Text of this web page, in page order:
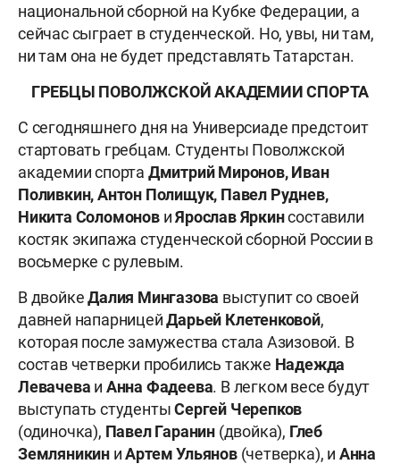
национальной сборной на Кубке Федерации, а
сейчас сыграет в студенческой. Но, увы, ни там,
ни там она не будет представлять Татарстан.
ГРЕБЦЫ ПОВОЛЖСКОЙ АКАДЕМИИ СПОРТА
С сегодняшнего дня на Универсиаде предстоит
стартовать гребцам. Студенты Поволжской
академии спорта Дмитрий Миронов, Иван
Поливкин, Антон Полищук, Павел Руднев,
Никита Соломонов иЯрослав Яркинсоставили
костяк экипажа студенческой сборной России в
восьмерке с рулевым.
В двойкеДалия Мингазова выступит со своей
давней напарницейДарьей Клетенковой,
которая после замужества стала Азизовой. В
состав четверки пробились также Надежда
Левачева и Анна Фадеева. В легком весе будут
выступать студентыСергей Черепков
(одиночка), Павел Гаранин (двойка), Глеб
Земляникин иАртем Ульянов(четверка), и Анна